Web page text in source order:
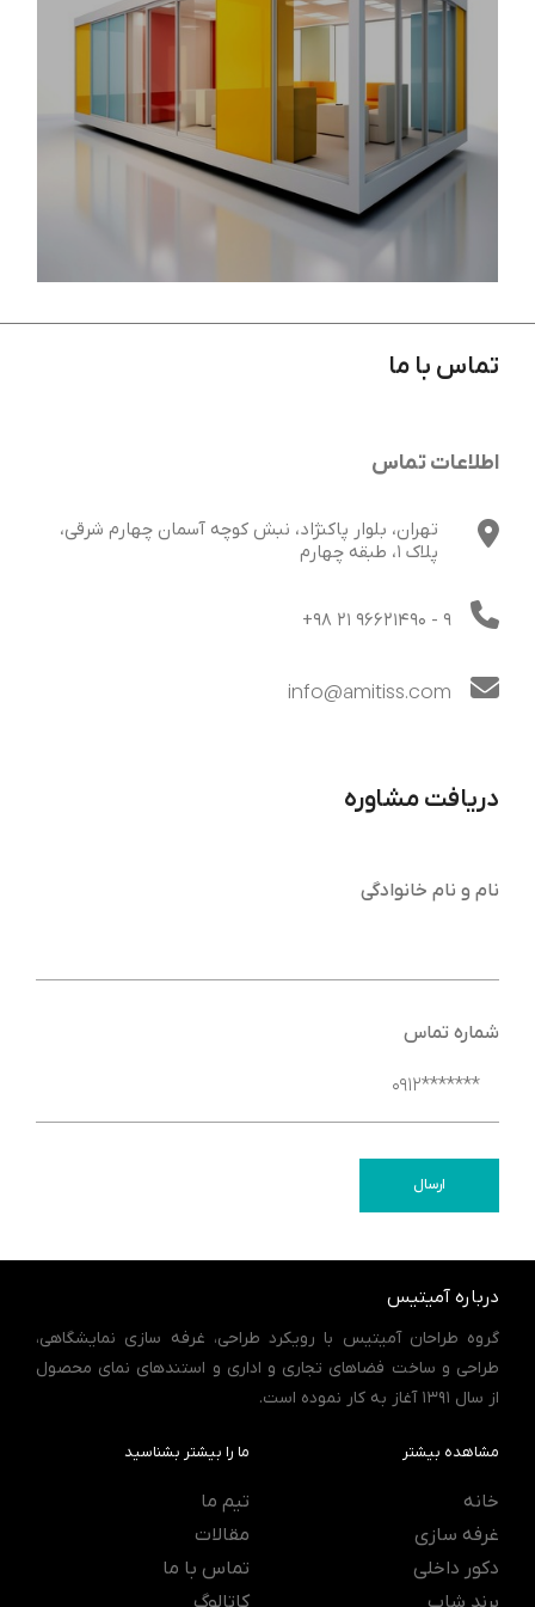
غرفه سازی مدولار: راهی مناسب برای حضوری
تماس با ما
اطلاعات تماس
تهران، بلوار پاکنژاد، نبش کوچه آسمان چهارم شرقی،
پلاک 1، طبقه چهارم
+98 21 96621490 - 9
دریافت مشاوره
نام و نام خانوادگی
شماره تماس
ارسال
درباره آمیتیس
گروه طراحان آمیتیس با رویکرد طراحی، غرفه سازی نمایشگاهی،
طراحی و ساخت فضاهای تجاری و اداری و استندهای نمای محصول
از سال 1391 آغاز به کار نموده است.
مشاهده بیشتر
خانه
غرفه سازی
دکور داخلی
ما را بیشتر بشناسید
تیم ما
مقالات
تماس با ما